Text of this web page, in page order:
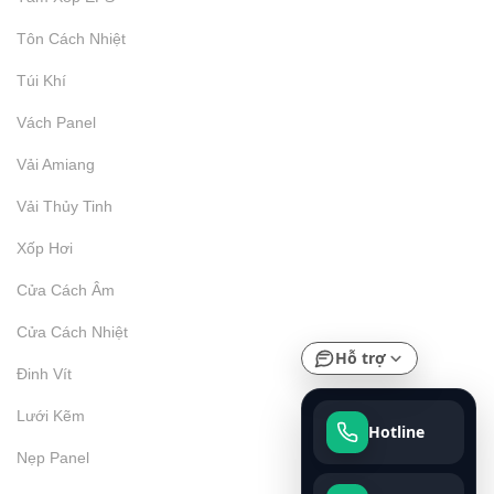
Tôn Cách Nhiệt
Túi Khí
Vách Panel
Vải Amiang
Vải Thủy Tinh
Xốp Hơi
Cửa Cách Âm
Cửa Cách Nhiệt
Đinh Vít
Lưới Kẽm
Nẹp Panel
Hỗ trợ
Hotline